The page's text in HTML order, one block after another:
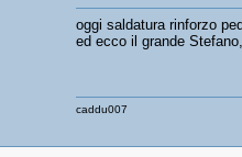
oggi saldatura rinforzo
ed ecco il grande
caddu007